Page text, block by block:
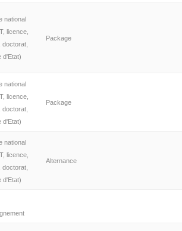
national
licence,
doctorat,
d'Etat)
Package
national
licence,
doctorat,
d'Etat)
Package
national
licence,
doctorat,
d'Etat)
Alternance